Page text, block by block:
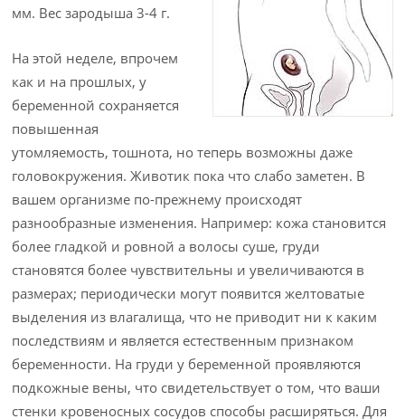
мм. Вес зародыша 3-4 г.
На этой неделе, впрочем
как и на прошлых, у
беременной сохраняется
повышенная
утомляемость, тошнота, но теперь возможны даже
головокружения. Животик пока что слабо заметен. В
вашем организме по-прежнему происходят
разнообразные изменения. Например: кожа становится
более гладкой и ровной а волосы суше, груди
становятся более чувствительны и увеличиваются в
размерах; периодически могут появится желтоватые
выделения из влагалища, что не приводит ни к каким
последствиям и является естественным признаком
беременности. На груди у беременной проявляются
подкожные вены, что свидетельствует о том, что ваши
стенки кровеносных сосудов способы расширяться. Для